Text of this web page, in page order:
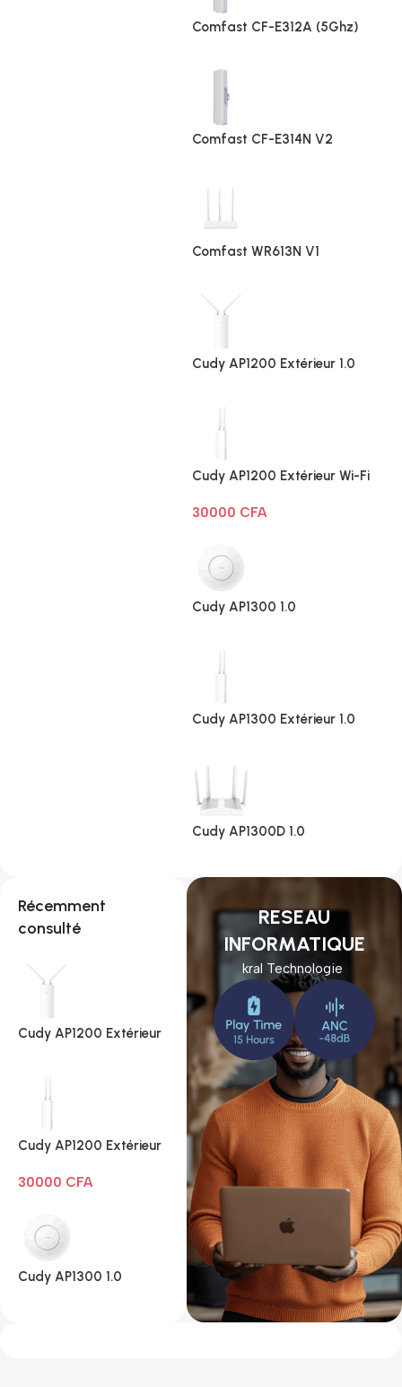
Récemment
consulté
Cudy AP1200 Extérieur
Cudy AP1200 Extérieur
30000 CFA
Cudy AP1300 1.0
RESEAU
INFORMATIQUE
kral Technologie
Comfast CF-E312A (5Ghz)
Comfast CF-E314N V2
Comfast WR613N V1
Cudy AP1200 Extérieur 1.0
Cudy AP1200 Extérieur Wi-Fi
30000 CFA
Cudy AP1300 1.0
Cudy AP1300 Extérieur 1.0
Cudy AP1300D 1.0